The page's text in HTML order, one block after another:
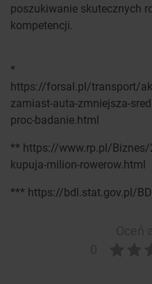
poszukiwanie skutecznych
kompetencji.
*
https://forsal.pl/transport/
zamiast-auta-zmniejsza-
proc-badanie.html
** https://www.rp.pl/Biznes/
kupuja-milion-rowerow.html
*** https://bdl.stat.gov.pl/